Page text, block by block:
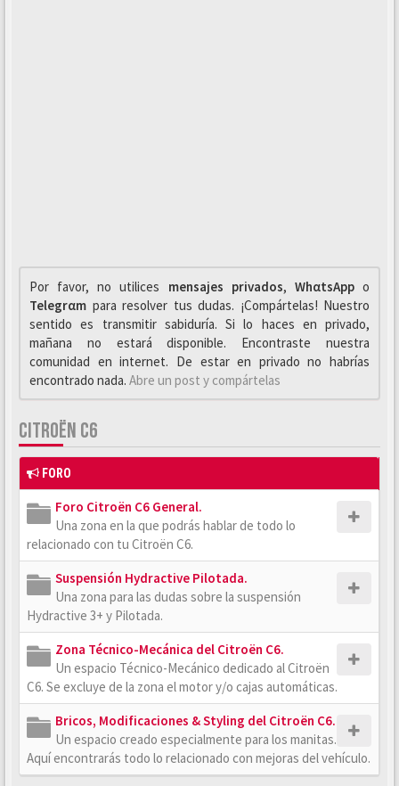
Por favor, no utilices mensajes privados, WhαtsAppo
Telegrαm para resolver tus dudas. ¡Compártelas! Nuestro
sentido es transmitir sabiduría. Si lo haces en privado,
mañana no estará disponible. Encontraste nuestra
comunidad en internet. De estar en privado no habrías
encontrado nada. Abre un post y compártelas
CITROËN C6
FORO
Foro Citroën C6 General.
Una zona en la que podrás hablar de todo lo
relacionado con tu Citroën C6.
Suspensión Hydractive Pilotada.
Una zona para las dudas sobre la suspensión
Hydractive 3+ y Pilotada.
Zona Técnico-Mecánica del Citroën C6.
Un espacio Técnico-Mecánico dedicado al Citroën
C6. Se excluye de la zona el motor y/o cajas automáticas.
Bricos, Modificaciones & Styling del Citroën C6.
Un espacio creado especialmente para los manitas.
Aquí encontrarás todo lo relacionado con mejoras del vehículo.